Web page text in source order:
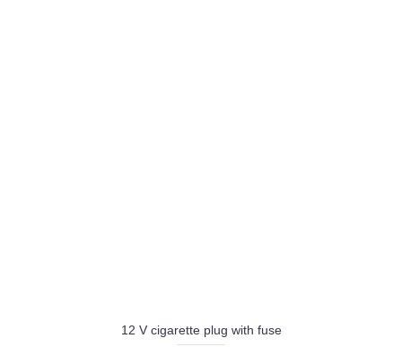
12 V cigarette plug with fuse